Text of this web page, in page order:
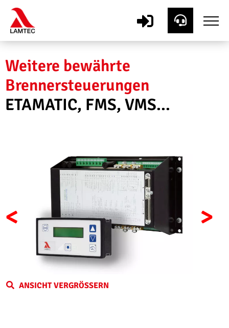
Weitere bewährte
Brennersteuerungen
ETAMATIC, FMS, VMS...
ANSICHT VERGRÖSSERN
< >